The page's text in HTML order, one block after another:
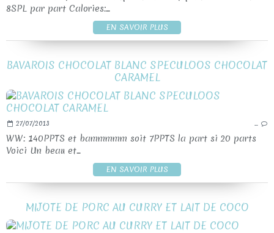
8SPL par part Calories:...
EN SAVOIR PLUS
BAVAROIS CHOCOLAT BLANC SPECULOOS CHOCOLAT
CARAMEL
27/07/2013 …
WW: 140PPTS et bammmmm soit 7PPTS la part si 20 parts
Voici Un beau et...
EN SAVOIR PLUS
MIJOTE DE PORC AU CURRY ET LAIT DE COCO